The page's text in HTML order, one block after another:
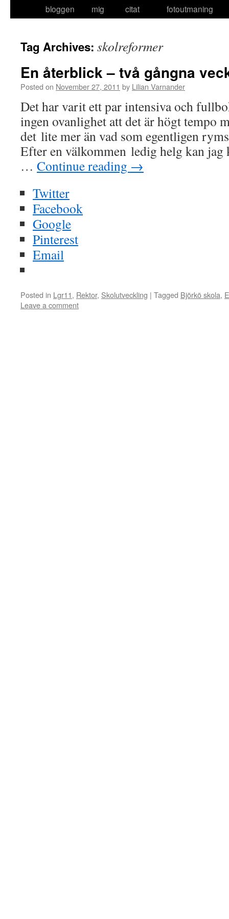
bloggen
mig
citat
fotoutmaning
Tag Archives: skolreformer
En återblick – två gångna
Posted on November 27, 2011 by Lilian Varnander
Det har varit ett par intensiva och
ingen ovanlighet att det är högt tempo
det lite mer än vad som egentligen
Efter en välkommen ledig helg kan jag
… Continue reading →
Twitter
Facebook
Google
Pinterest
Email
Posted in Lgr11, Rektor, Skolutveckling | Tagged Björkö skola,
Leave a comment